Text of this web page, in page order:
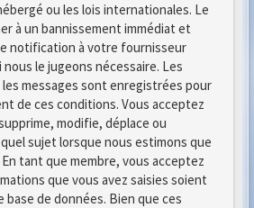
ou les lois internationales. Le
à un bannissement immédiat et
notification à votre fournisseur
nous le jugeons nécessaire. Les
messages sont enregistrées pour
de ces conditions. Vous acceptez
modifie, déplace ou
sujet lorsque nous estimons que
tant que membre, vous acceptez
que vous avez saisies soient
de données. Bien que ces